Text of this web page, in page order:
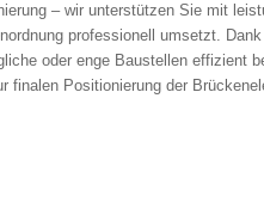
– wir unterstützen Sie mit
professionell umsetzt.
oder enge Baustellen effizient
finalen Positionierung der